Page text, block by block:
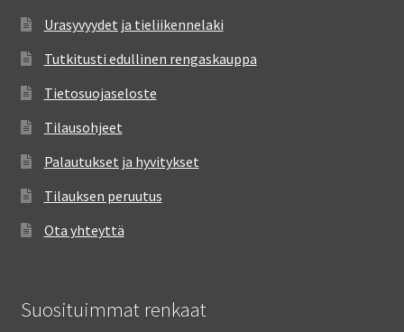
Urasyvyydet ja tieliikennelaki
Tutkitusti edullinen rengaskauppa
Tietosuojaseloste
Tilausohjeet
Palautukset ja hyvitykset
Tilauksen peruutus
Ota yhteyttä
Suosituimmat renkaat